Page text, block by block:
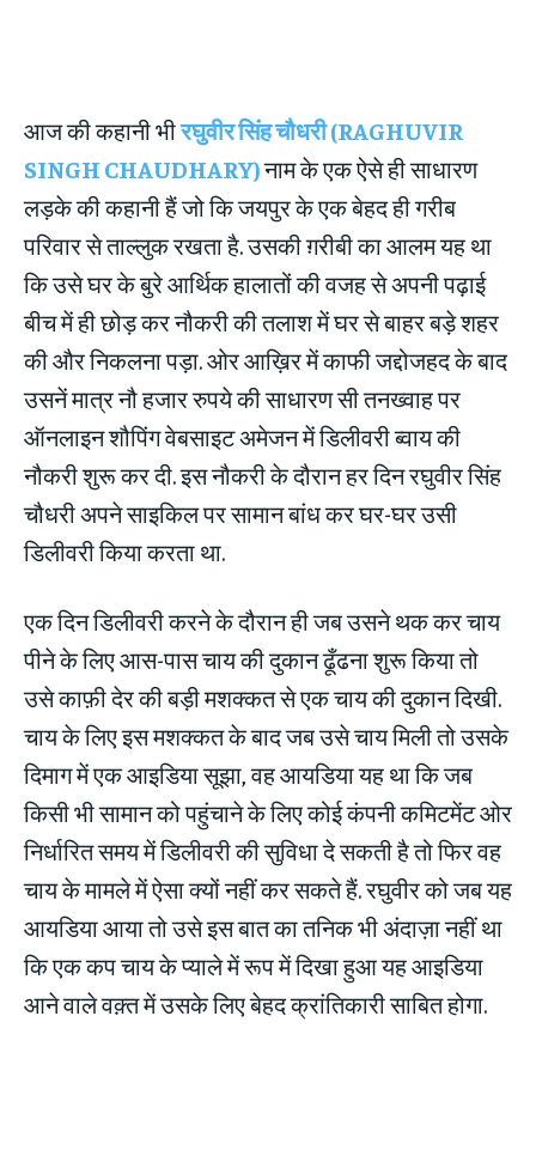
आज की कहानी भीरघुवीर सिंह चौधरी (RAGHUVIR
SINGH CHAUDHARY)नाम के एक ऐसे ही साधारण
लड़के की कहानी हैं जो कि जयपुर के एक बेहद ही गरीब
परिवार से ताल्लुक रखता है. उसकी ग़रीबी का आलम यह था
कि उसे घर के बुरे आर्थिक हालातों की वजह से अपनी पढ़ाई
बीच में ही छोड़ कर नौकरी की तलाश में घर से बाहर बड़े शहर
की और निकलना पड़ा. ओर आख़िर में काफी जद्दोजहद के बाद
उसनें मात्र नौ हजार रुपये की साधारण सी तनख्वाह पर
ऑनलाइन शौपिंग वेबसाइट अमेजन में डिलीवरी ब्वाय की
नौकरी शुरू कर दी. इस नौकरी के दौरान हर दिन रघुवीर सिंह
चौधरी अपने साइकिल पर सामान बांध कर घर-घर उसी
डिलीवरी किया करता था.
एक दिन डिलीवरी करने के दौरान ही जब उसने थक कर चाय
पीने के लिए आस-पास चाय की दुकान ढूँढना शुरू किया तो
उसे काफ़ी देर की बड़ी मशक्कत से एक चाय की दुकान दिखी.
चाय के लिए इस मशक्कत के बाद जब उसे चाय मिली तो उसके
दिमाग में एक आइडिया सूझा, वह आयडिया यह था कि जब
किसी भी सामान को पहुंचाने के लिए कोई कंपनी कमिटमेंट ओर
निर्धारित समय में डिलीवरी की सुविधा दे सकती है तो फिर वह
चाय के मामले में ऐसा क्यों नहीं कर सकते हैं. रघुवीर को जब यह
आयडिया आया तो उसे इस बात का तनिक भी अंदाज़ा नहीं था
कि एक कप चाय के प्याले में रूप में दिखा हुआ यह आइडिया
आने वाले वक़्त में उसके लिए बेहद क्रांतिकारी साबित होगा.